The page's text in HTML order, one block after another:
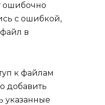
ошибочно
с ошибкой,
в
к файлам
добавить
указанные